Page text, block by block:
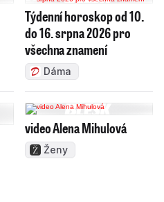
Týdenní horoskop od 10.
do 16. srpna 2026 pro
všechna znamení
Dáma
video Alena Mihulová
Ženy